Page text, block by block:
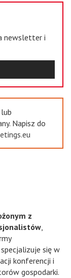
newsletter i
Napisz do
z
,
się w
konferencji i
gospodarki.